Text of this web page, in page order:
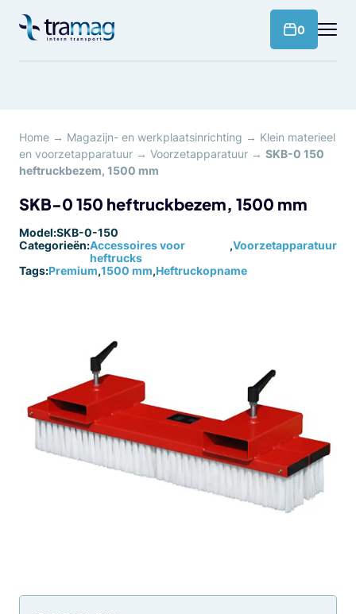
naar
0
Home → Magazijn- en werkplaatsinrichting → Klein materieel
en voorzetapparatuur → Voorzetapparatuur → SKB-0 150
heftruckbezem, 1500 mm
SKB-0 150 heftruckbezem, 1500 mm
Model:SKB-0-150
Categorieën:Accessoires voor
heftrucks
,Voorzetapparatuur
Tags:Premium,1500 mm,Heftruckopname